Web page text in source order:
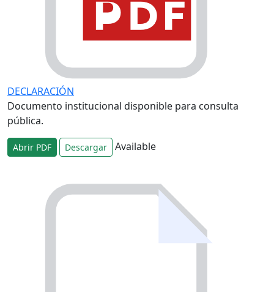
DECLARACIÓN
Documento institucional disponible para consulta
pública.
Abrir PDF Descargar Available